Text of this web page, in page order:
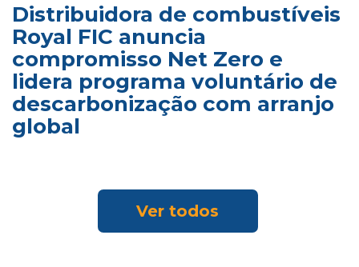
Distribuidora de combustíveis
Royal FIC anuncia
compromisso Net Zero e
lidera programa voluntário de
descarbonização com arranjo
global
Ver todos